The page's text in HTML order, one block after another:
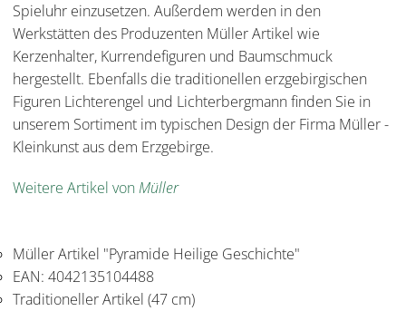
Spieluhr einzusetzen. Außerdem werden in den
Werkstätten des Produzenten Müller Artikel wie
Kerzenhalter, Kurrendefiguren und Baumschmuck
hergestellt. Ebenfalls die traditionellen erzgebirgischen
Figuren Lichterengel und Lichterbergmann finden Sie in
unserem Sortiment im typischen Design der Firma Müller -
Kleinkunst aus dem Erzgebirge.
Weitere Artikel vonMüller
Müller Artikel "Pyramide Heilige Geschichte"
EAN: 4042135104488
Traditioneller Artikel (47 cm)